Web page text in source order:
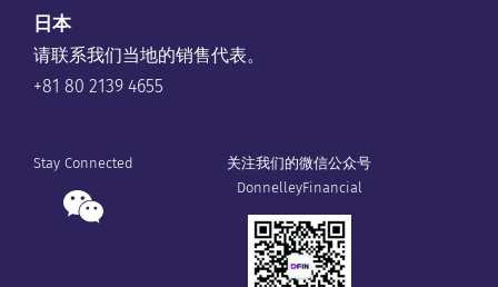
日本
请联系我们当地的销售代表。
+81 80 2139 4655
Stay Connected
关注我们的微信公众号
DonnelleyFinancial